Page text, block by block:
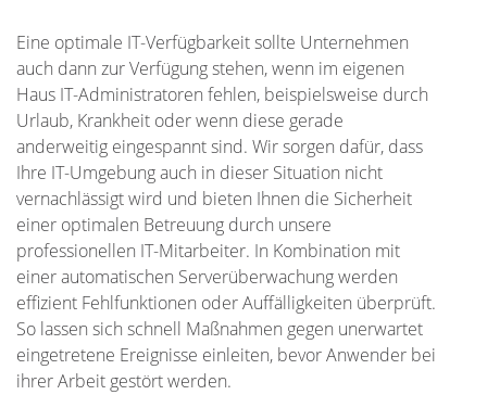
Eine optimale IT-Verfügbarkeit sollte Unternehmen
auch dann zur Verfügung stehen, wenn im eigenen
Haus IT-Administratoren fehlen, beispielsweise durch
Urlaub, Krankheit oder wenn diese gerade
anderweitig eingespannt sind. Wir sorgen dafür, dass
Ihre IT-Umgebung auch in dieser Situation nicht
vernachlässigt wird und bieten Ihnen die Sicherheit
einer optimalen Betreuung durch unsere
professionellen IT-Mitarbeiter. In Kombination mit
einer automatischen Serverüberwachung werden
effizient Fehlfunktionen oder Auffälligkeiten überprüft.
So lassen sich schnell Maßnahmen gegen unerwartet
eingetretene Ereignisse einleiten, bevor Anwender bei
ihrer Arbeit gestört werden.